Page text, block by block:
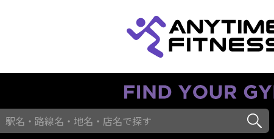
駅名・路線名・地名・店名で探す